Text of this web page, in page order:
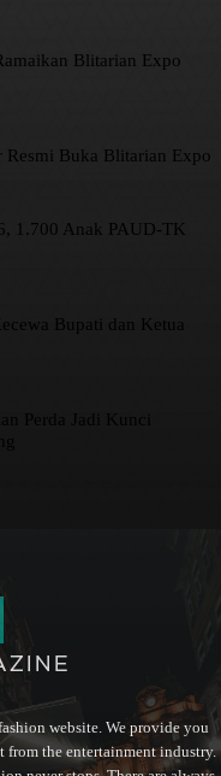
Blitarian Expo
Resmi Buka Blitarian Expo
1.700 Anak PAUD-TK
Bupati dan Ketua
website. We provide you
from the entertainment industry.